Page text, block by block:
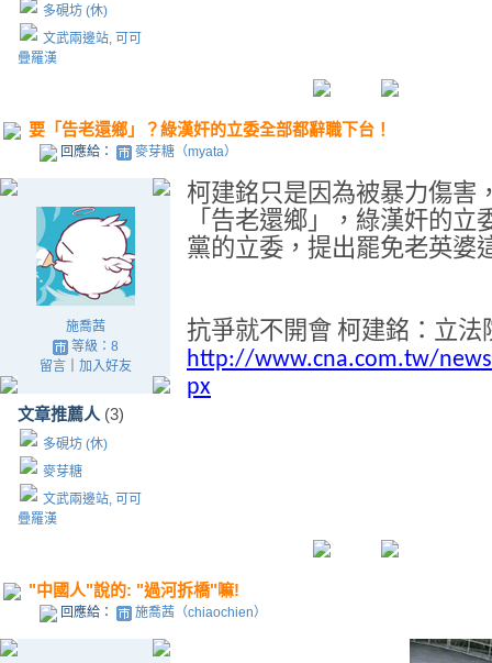
多硯坊 (休)
文武兩邊站, 可可
疊羅漢
要「告老還鄉」？綠漢奸的立委全部都辭職下台！
回應給： 麥芽糖（myata）
施喬茜
等級：8
留言｜ 加入好友
文章推薦人 (3)
多硯坊 (休)
麥芽糖
文武兩邊站, 可可
疊羅漢
柯建銘只是因為被暴力傷害
「告老還鄉」，綠漢奸的
黨的立委，提出罷免老英婆
抗爭就不開會柯建銘 ： 立法
http://www.cna.com.tw/
px
"中國人"說的: "過河拆橋"嘛!
回應給： 施喬茜（chiaochien）